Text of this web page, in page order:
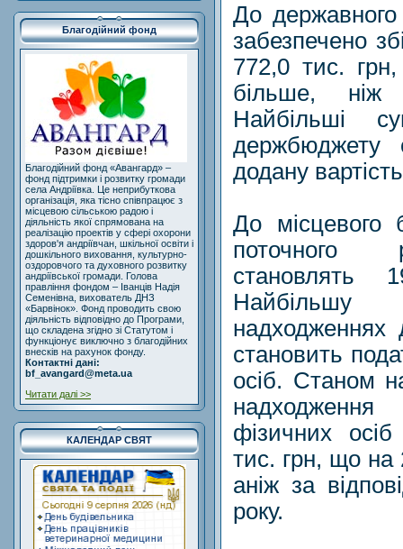
Благодійний фонд
Благодійний фонд «Авангард» –
фонд підтримки і розвитку громади
села Андріївка. Це неприбуткова
організація, яка тісно співпрацює з
місцевою сільською радою і
діяльність якої спрямована на
реалізацію проектів у сфері охорони
здоров'я андріївчан, шкільної освіти і
дошкільного виховання, культурно-
оздоровчого та духовного розвитку
андріївської громади. Голова
правління фондом – Іванців Надія
Семенівна, вихователь ДНЗ
«Барвінок». Фонд проводить свою
діяльність відповідно до Програми,
що складена згідно зі Статутом і
функціонує виключно з благодійних
внесків на рахунок фонду.
Контактні дані:
bf_avangard@meta.ua
Читати далі >>
КАЛЕНДАР СВЯТ
До
забезпечено
772,0 тис.
більше,
Найбільші
держбюджету
додану
До місцевого
поточного
надходженнях
становить
осіб. Станом
фізичних
тис. грн, що на
аніж за
року.